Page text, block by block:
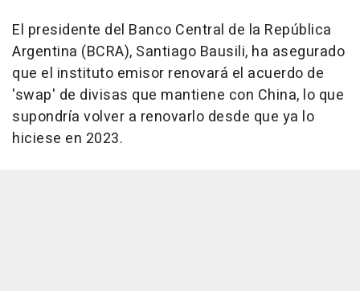
El presidente del Banco Central de la República
Argentina (BCRA), Santiago Bausili, ha asegurado
que el instituto emisor renovará el acuerdo de
'swap' de divisas que mantiene con China, lo que
supondría volver a renovarlo desde que ya lo
hiciese en 2023.